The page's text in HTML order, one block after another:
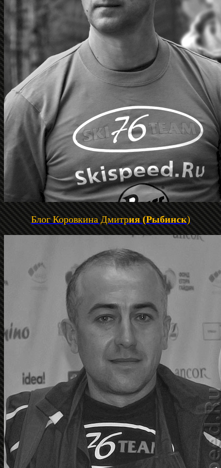
Блог Коровкина Дмитрия (Рыбинск)